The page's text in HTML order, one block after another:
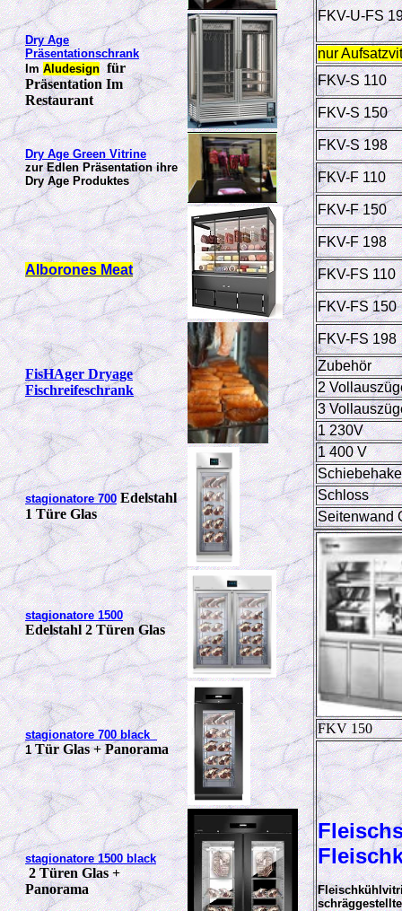
Dry Age
Präsentationschrank
ImAludesign für
Präsentation Im
Restaurant
Dry Age Green Vitrine
zur Edlen Präsentation ihre
Dry Age Produktes
Alborones Meat
FisHAger Dryage
Fischreifeschrank
stagionatore 700 Edelstahl
1 Türe Glas
stagionatore 1500
Edelstahl 2 Türen Glas
stagionatore 700 black
1Tür Glas + Panorama
stagionatore 1500 black
2 Türen Glas +
Panorama
FKV-U-FS
nur
FKV-S 110
FKV-S 150
FKV-S 198
FKV-F 110
FKV-F 150
FKV-F 198
FKV-FS 110
FKV-FS 150
FKV-FS 198
Zubehör
2
3
1 230V
1 400 V
Schloss
Seitenwand
FKV 150